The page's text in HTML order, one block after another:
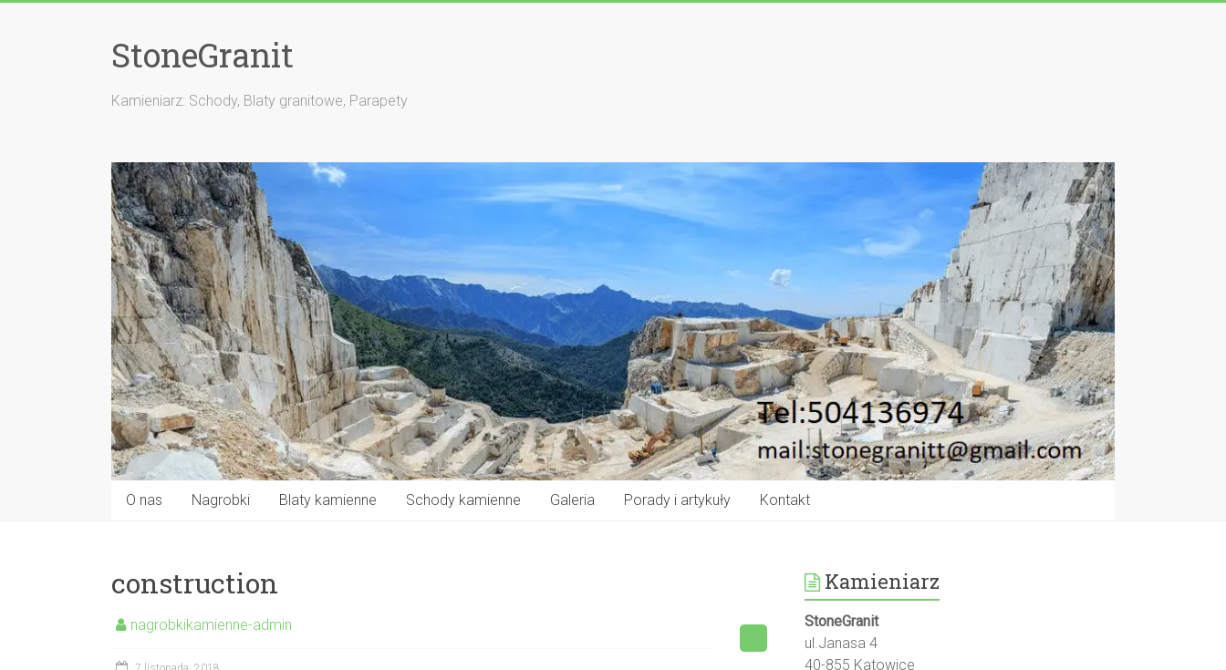
StoneGranit
Kamieniarz: Schody, Blaty granitowe, Parapety
O nas Nagrobki Blaty kamienne Schody kamienne Galeria Porady i artykuły Kontakt
construction
nagrobkikamienne-admin
Kamieniarz
StoneGranit
ul.Janasa 4
40-855 Katowice